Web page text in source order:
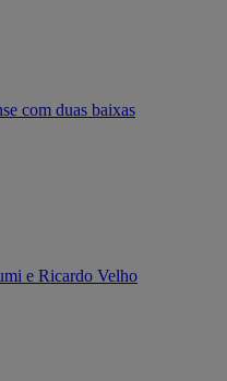
com duas baixas
e Ricardo Velho